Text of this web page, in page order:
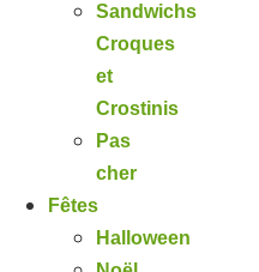
Sandwichs
Croques
et
Crostinis
Pas
cher
Fêtes
Halloween